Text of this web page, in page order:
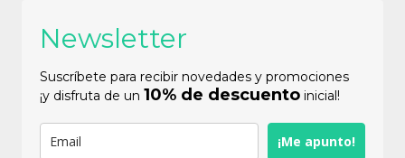
Newsletter
Suscríbete para recibir novedades y promociones
¡y disfruta de un 10% de descuento inicial!
¡Me apunto!